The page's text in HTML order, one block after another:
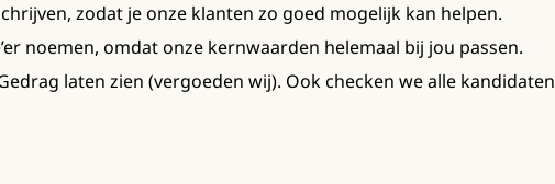
zodat je onze klanten zo goed mogelijk kan helpen.
noemen, omdat onze kernwaarden helemaal bij jou passen.
laten zien (vergoeden wij). Ook checken we alle kandidaten